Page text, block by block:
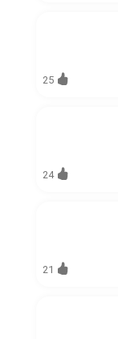
25
24
21